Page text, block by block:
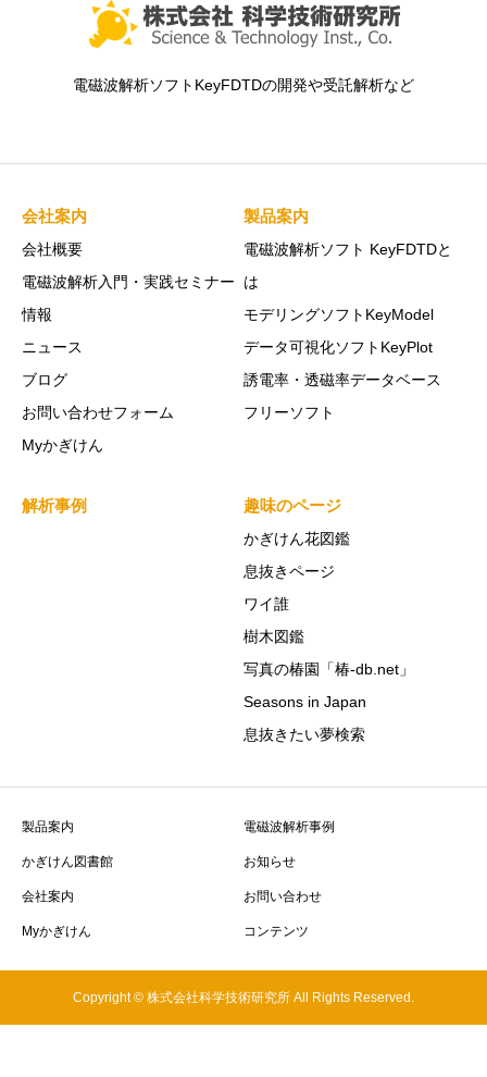
電磁波解析ソフトKeyFDTDの開発や受託解析など
会社案内
会社概要
電磁波解析入門・実践セミナー
情報
ニュース
ブログ
お問い合わせフォーム
Myかぎけん
製品案内
電磁波解析ソフト KeyFDTDと
は
モデリングソフトKeyModel
データ可視化ソフトKeyPlot
誘電率・透磁率データベース
フリーソフト
解析事例 趣味のページ
かぎけん花図鑑
息抜きページ
ワイ誰
樹木図鑑
写真の椿園「椿-db.net」
Seasons in Japan
息抜きたい夢検索
製品案内 電磁波解析事例
かぎけん図書館 お知らせ
会社案内 お問い合わせ
Myかぎけん コンテンツ
Copyright © 株式会社科学技術研究所 All Rights Reserved.